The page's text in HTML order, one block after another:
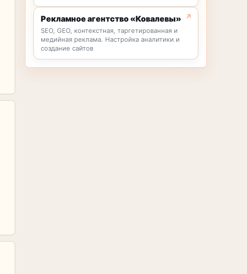
Рекламное агентство «Ковалевы»
SEO, GEO, контекстная, таргетированная и
медийная реклама. Настройка аналитики и
создание сайтов